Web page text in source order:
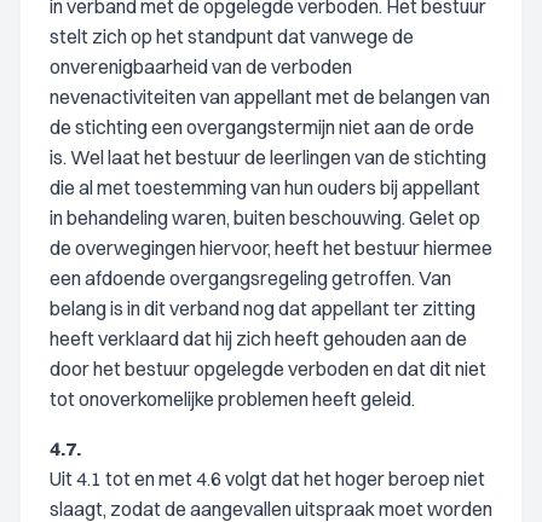
in verband met de opgelegde verboden. Het bestuur
stelt zich op het standpunt dat vanwege de
onverenigbaarheid van de verboden
nevenactiviteiten van appellant met de belangen van
de stichting een overgangstermijn niet aan de orde
is. Wel laat het bestuur de leerlingen van de stichting
die al met toestemming van hun ouders bij appellant
in behandeling waren, buiten beschouwing. Gelet op
de overwegingen hiervoor, heeft het bestuur hiermee
een afdoende overgangsregeling getroffen. Van
belang is in dit verband nog dat appellant ter zitting
heeft verklaard dat hij zich heeft gehouden aan de
door het bestuur opgelegde verboden en dat dit niet
tot onoverkomelijke problemen heeft geleid.
4.7.
Uit 4.1 tot en met 4.6 volgt dat het hoger beroep niet
slaagt, zodat de aangevallen uitspraak moet worden